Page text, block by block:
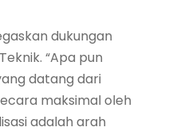
dukungan
“Apa pun
datang dari
maksimal oleh
adalah arah